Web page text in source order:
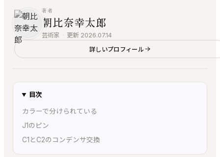
楽譜が貼れるノート｜五線譜・レッスン録音・マイ
ンドマップ
KUON DAW
ブラウザ DAW｜録音・編集・ミックス
マスタリング・ベンチ｜編集・修復・解析・書き出
KUON DAR 3D
ADM/BW64
KUON SPATIAL
音響工学
測定・解析・電子回路
KUON AI
読んでも分からないことは、聞いてください。音楽
は生成しません
楽譜が貼れるノート｜五線譜・レッスン録音・マイ
ンドマップ
アナログ
オープンリール・レストア・レコード
著者
朝比奈幸太郎
芸術家 · 更新 2026.07.14
詳しいプロフィール
目次
カラーで分けられている
J1のピン
C1とC2のコンデンサ交換